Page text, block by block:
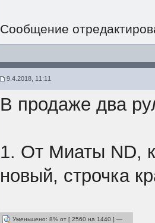
Сообщение
9.4.2018, 11:11
В продаже два
1. От Миаты ND,
новый, строчка
Уменьшено: 8% от [ 2560 на 1440 ] —